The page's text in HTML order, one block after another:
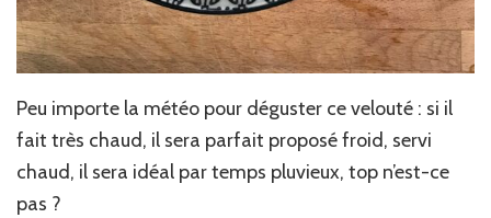
Peu importe la météo pour déguster ce velouté : si il
fait très chaud, il sera parfait proposé froid, servi
chaud, il sera idéal par temps pluvieux, top n’est-ce
pas ?